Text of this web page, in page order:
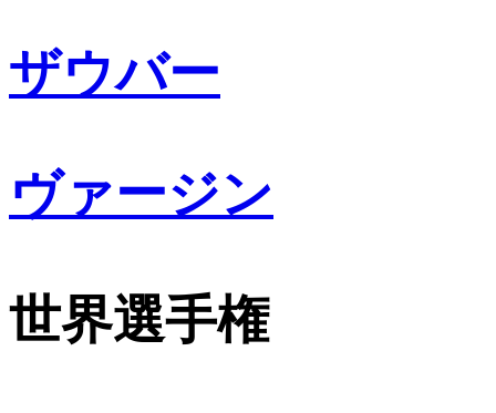
ザウバー
ヴァージン
世界選手権